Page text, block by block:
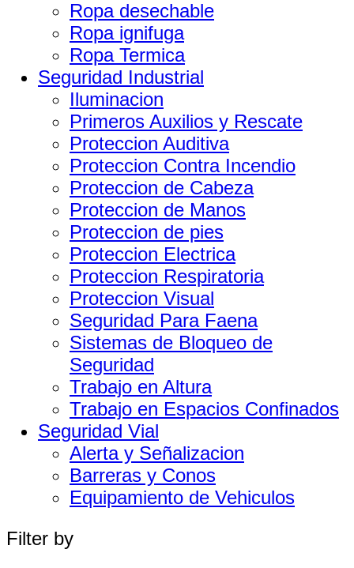
Ropa desechable
Ropa ignifuga
Ropa Termica
Seguridad Industrial
Iluminacion
Primeros Auxilios y Rescate
Proteccion Auditiva
Proteccion Contra Incendio
Proteccion de Cabeza
Proteccion de Manos
Proteccion de pies
Proteccion Electrica
Proteccion Respiratoria
Proteccion Visual
Seguridad Para Faena
Sistemas de Bloqueo de
Seguridad
Trabajo en Altura
Trabajo en Espacios Confinados
Seguridad Vial
Alerta y Señalizacion
Barreras y Conos
Equipamiento de Vehiculos
Filter by